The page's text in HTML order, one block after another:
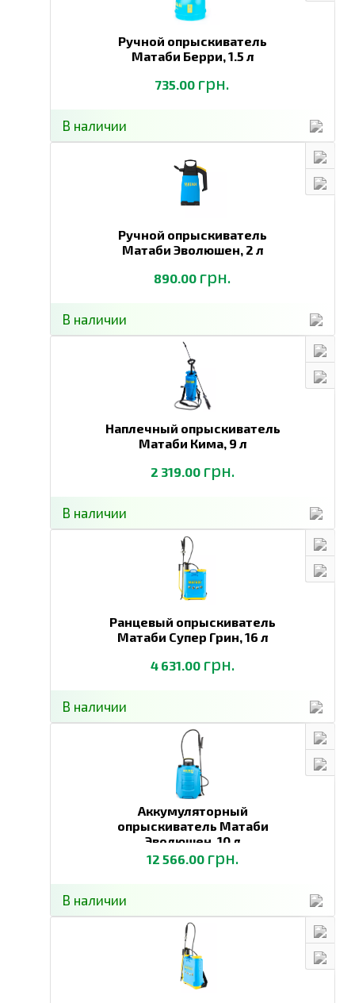
Ручной опрыскиватель
Матаби Берри,1.5 л
735.00 грн.
В наличии
Ручной опрыскиватель
Матаби Эволюшен, 2 л
890.00 грн.
В наличии
Наплечный опрыскиватель
Матаби Кима, 9 л
2 319.00 грн.
В наличии
Ранцевый опрыскиватель
Матаби Супер Грин,16 л
4 631.00 грн.
В наличии
Аккумуляторный
опрыскиватель Матаби
Эволюшен, 10 л
12 566.00 грн.
В наличии